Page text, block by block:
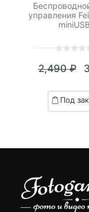
управления
out
based
on
2,490₽
Под